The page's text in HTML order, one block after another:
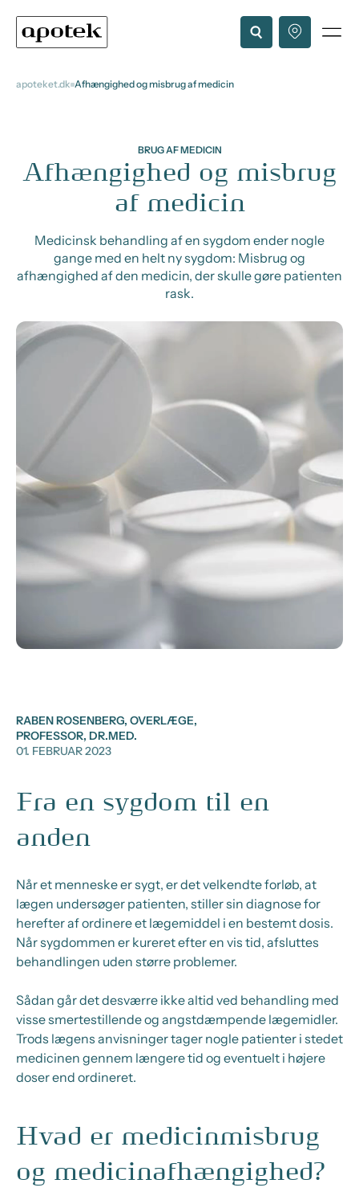
apoteket.dk Afhængighed og misbrug af medicin
BRUG AF MEDICIN
Afhængighed og misbrug
af medicin
Medicinsk behandling af en sygdom ender nogle
gange med en helt ny sygdom: Misbrug og
afhængighed af den medicin, der skulle gøre patienten
rask.
RABEN ROSENBERG, OVERLÆGE,
PROFESSOR, DR.MED.
01. FEBRUAR 2023
Fra en sygdom til en
anden
Når et menneske er sygt, er det velkendte forløb, at
lægen undersøger patienten, stiller sin diagnose for
herefter af ordinere et lægemiddel i en bestemt dosis.
Når sygdommen er kureret efter en vis tid, afsluttes
behandlingen uden større problemer.
Sådan går det desværre ikke altid ved behandling med
visse smertestillende og angstdæmpende lægemidler.
Trods lægens anvisninger tager nogle patienter i stedet
medicinen gennem længere tid og eventuelt i højere
doser end ordineret.
Hvad er medicinmisbrug
og medicinafhængighed?